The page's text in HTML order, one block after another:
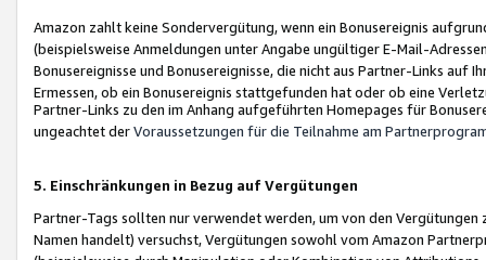
Amazon zahlt keine Sondervergütung, wenn ein Bonusereignis
(beispielsweise Anmeldungen unter Angabe ungültiger E-Mail-
Bonusereignisse und Bonusereignisse, die nicht aus Partner-Links auf
Ermessen, ob ein Bonusereignis stattgefunden hat oder ob eine
Partner-Links zu den im Anhang aufgeführten Homepages für
ungeachtet derVoraussetzungen für die Teilnahme am
5. Einschränkungen in Bezug auf Vergütungen
Partner-Tags sollten nur verwendet werden, um von den
Namen handelt) versuchst, Vergütungen sowohl vom Amazon